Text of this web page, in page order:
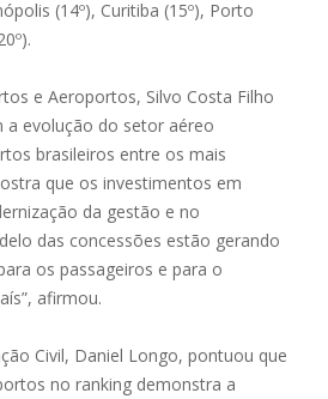
(14º), Curitiba (15º), Porto
e Aeroportos, Silvo Costa Filho
a evolução do setor aéreo
brasileiros entre os mais
que os investimentos em
da gestão e no
das concessões estão gerando
os passageiros e para o
afirmou.
Civil, Daniel Longo, pontuou que
no ranking demonstra a